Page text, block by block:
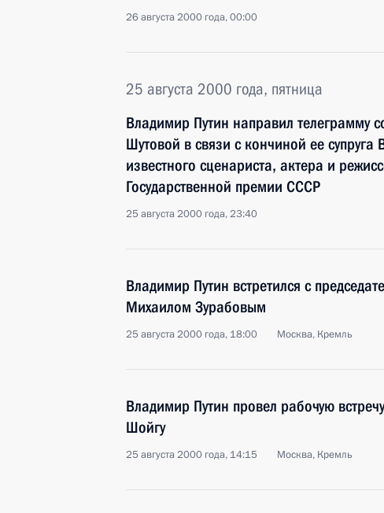
26 августа 2000 года, 00:00
25 августа 2000 года, пятница
Владимир Путин направил телеграмму
Шутовой в связи с кончиной ее
известного сценариста, актера и
Государственной премии СССР
25 августа 2000 года, 23:40
Владимир Путин встретился с
Михаилом Зурабовым
25 августа 2000 года, 18:00 Москва, Кремль
Владимир Путин провел рабочую
Шойгу
25 августа 2000 года, 14:15 Москва, Кремль